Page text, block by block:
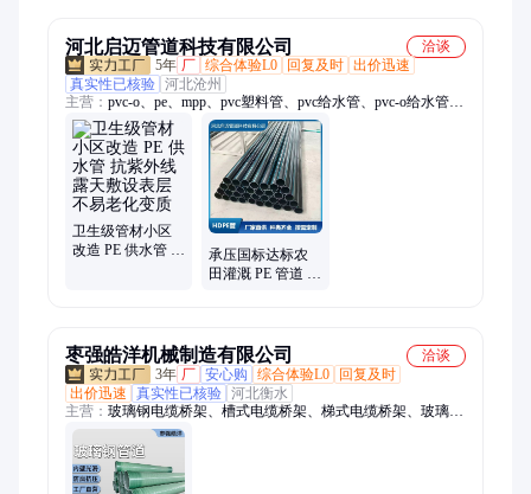
河北启迈管道科技有限公司
洽谈
5年 厂 综合体验L0 回复及时 出价迅速
真实性已核验 河北沧州
主营： pvc-o、pe、mpp、pvc塑料管、pvc给水管、pvc-o给水管、
pvc化工管、国标pvc化工管、工业用pvc-c管、pvc-c化工管材、pe
给水管、pvc化工管件、国标pe给水管、pvc uh给水管、mpp电缆
管、upvc、u-pvc
卫生级管材小区
改造 PE 供水管 抗
承压国标达标农
田灌溉 PE 管道 出
枣强皓洋机械制造有限公司
洽谈
3年 厂 安心购 综合体验L0
回复及时
出价迅速
真实性已核验 河北衡水
主营： 玻璃钢电缆桥架、槽式电缆桥架、梯式电缆桥架、玻璃钢
管道、玻璃钢夹砂管道、玻璃钢通风管道、玻璃钢排水管道、波
纹板桥架、加强电缆桥架、玻璃钢格栅、专用网格板树篦子、养
殖网格板、花纹盖板格栅、泵站